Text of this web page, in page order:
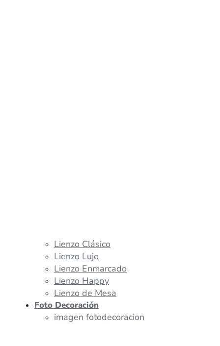
Lienzo Clásico
Lienzo Lujo
Lienzo Enmarcado
Lienzo Happy
Lienzo de Mesa
Foto Decoración
imagen fotodecoracion